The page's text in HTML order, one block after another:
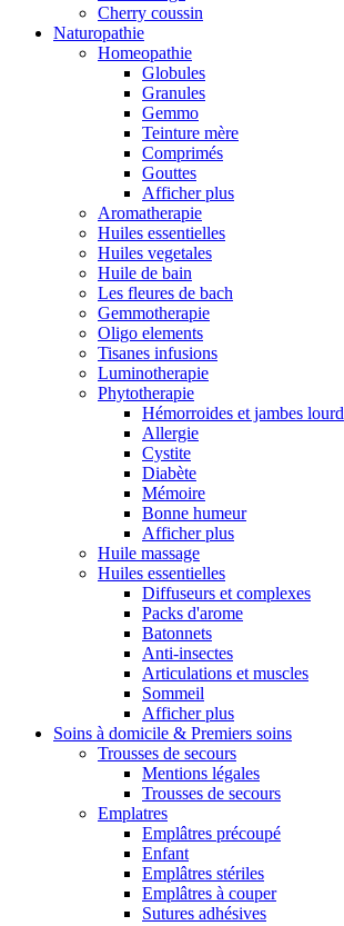
Cherry coussin
Naturopathie
Homeopathie
Globules
Granules
Gemmo
Teinture mère
Comprimés
Gouttes
Afficher plus
Aromatherapie
Huiles essentielles
Huiles vegetales
Huile de bain
Les fleures de bach
Gemmotherapie
Oligo elements
Tisanes infusions
Luminotherapie
Phytotherapie
Hémorroides et jambes lourd
Allergie
Cystite
Diabète
Mémoire
Bonne humeur
Afficher plus
Huile massage
Huiles essentielles
Diffuseurs et complexes
Packs d'arome
Batonnets
Anti-insectes
Articulations et muscles
Sommeil
Afficher plus
Soins à domicile & Premiers soins
Trousses de secours
Mentions légales
Trousses de secours
Emplatres
Emplâtres précoupé
Enfant
Emplâtres stériles
Emplâtres à couper
Sutures adhésives